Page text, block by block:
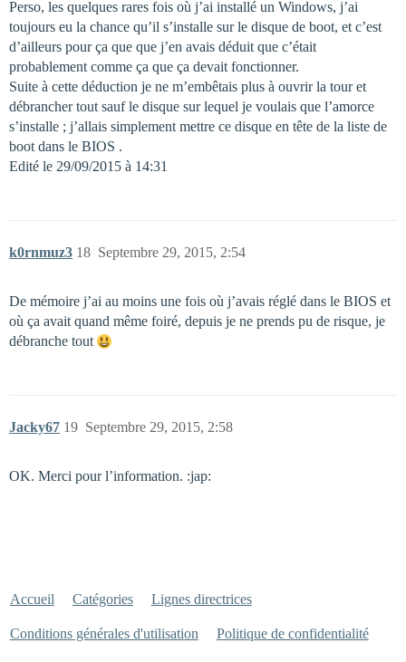
Perso, les quelques rares fois où j’ai installé un Windows, j’ai
toujours eu la chance qu’il s’installe sur le disque de boot, et c’est
d’ailleurs pour ça que que j’en avais déduit que c’était
probablement comme ça que ça devait fonctionner.
Suite à cette déduction je ne m’embêtais plus à ouvrir la tour et
débrancher tout sauf le disque sur lequel je voulais que l’amorce
s’installe ; j’allais simplement mettre ce disque en tête de la liste de
boot dans le BIOS .
Edité le 29/09/2015 à 14:31
k0rnmuz3 Septembre 29, 2015, 2:54
18
De mémoire j’ai au moins une fois où j’avais réglé dans le BIOS et
où ça avait quand même foiré, depuis je ne prends pu de risque, je
débranche tout
Jacky67 Septembre 29, 2015, 2:58
19
OK. Merci pour l’information. :jap:
Accueil Catégories Lignes directrices
Conditions générales d'utilisation Politique de confidentialité